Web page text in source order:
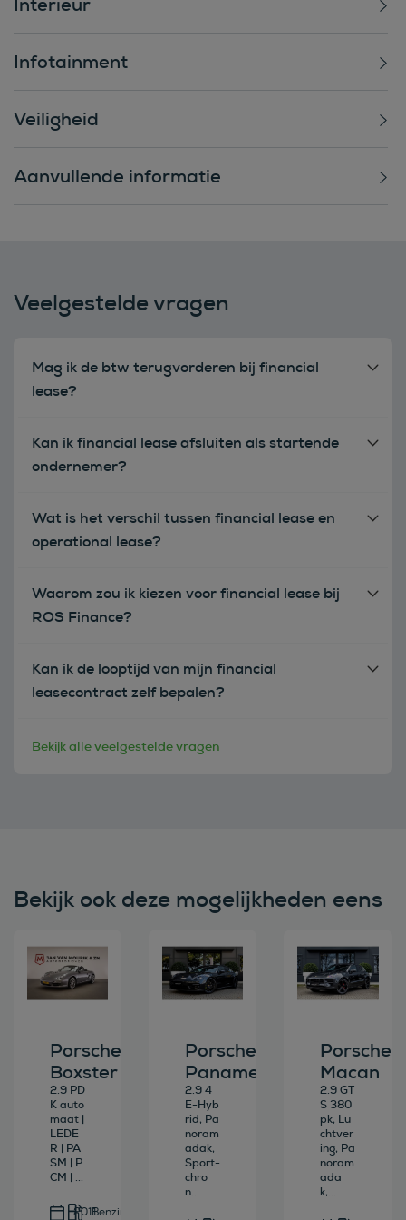
Infotainment
Veiligheid
Aanvullende informatie
Veelgestelde vragen
Mag ik de btw terugvorderen bij financial
lease?
Kan ik financial lease afsluiten als startende
ondernemer?
Wat is het verschil tussen financial lease en
operational lease?
Waarom zou ik kiezen voor financial lease bij
ROS Finance?
Kan ik de looptijd van mijn financial
leasecontract zelf bepalen?
Bekijk alle veelgestelde vragen
Bekijk ook deze mogelijkheden eens
Bekijk deze auto
Porsche
Boxster
2.9 PD
K auto
maat |
LEDE
R | PA
SM | P
CM | ...
2011Benzine
Bekijk deze auto
Porsche
Panamera
2.9 4
E-Hyb
rid, Pa
noram
adak,
Sport-
chro
n...
Bekijk deze
Porsche
Macan
2.9 GT
S 380
pk, Lu
chtver
ing, Pa
noram
ada
k,...